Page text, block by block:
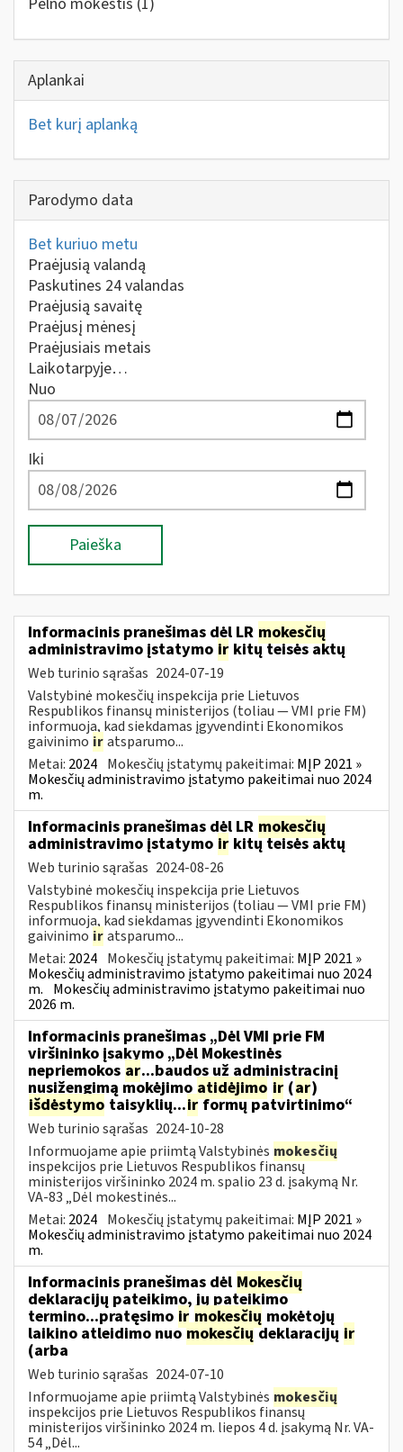
Aplankai
Bet kurį aplanką
Parodymo data
Bet kuriuo metu
Praėjusią valandą
Paskutines 24 valandas
Praėjusią savaitę
Praėjusį mėnesį
Praėjusiais metais
Laikotarpyje…
Nuo
Iki
Paieška
Informacinis pranešimas dėl LR mokesčių
administravimo įstatymo ir kitų teisės aktų
Web turinio sąrašas 2024-07-19
Valstybinė mokesčių inspekcija prie Lietuvos
Respublikos finansų ministerijos (toliau — VMI prie FM)
informuoja, kad siekdamas įgyvendinti Ekonomikos
gaivinimo iratsparumo...
Metai: 2024 Mokesčių įstatymų pakeitimai: MĮP 2021 »
Mokesčių administravimo įstatymo pakeitimai nuo 2024
m.
Informacinis pranešimas dėl LR mokesčių
administravimo įstatymo ir kitų teisės aktų
Web turinio sąrašas 2024-08-26
Valstybinė mokesčių inspekcija prie Lietuvos
Respublikos finansų ministerijos (toliau — VMI prie FM)
informuoja, kad siekdamas įgyvendinti Ekonomikos
gaivinimo iratsparumo...
Metai: 2024 Mokesčių įstatymų pakeitimai: MĮP 2021 »
Mokesčių administravimo įstatymo pakeitimai nuo 2024
m. Mokesčių administravimo įstatymo pakeitimai nuo
2026 m.
Informacinis pranešimas „Dėl VMI prie FM
viršininko įsakymo „Dėl Mokestinės
nepriemokos ar...baudos už administracinį
nusižengimą mokėjimo atidėjimo ir (ar)
išdėstymo taisyklių...irformų patvirtinimo“
Web turinio sąrašas 2024-10-28
Informuojame apie priimtą Valstybinės mokesčių
inspekcijos prie Lietuvos Respublikos finansų
ministerijos viršininko 2024 m. spalio 23 d. įsakymą Nr.
VA-83 „Dėl mokestinės...
Metai: 2024 Mokesčių įstatymų pakeitimai: MĮP 2021 »
Mokesčių administravimo įstatymo pakeitimai nuo 2024
m.
Informacinis pranešimas dėl Mokesčių
deklaracijų pateikimo, jų pateikimo
termino...pratęsimo ir mokesčių mokėtojų
laikino atleidimo nuomokesčiųdeklaracijų ir
(arba
Web turinio sąrašas 2024-07-10
Informuojame apie priimtą Valstybinės mokesčių
inspekcijos prie Lietuvos Respublikos finansų
ministerijos viršininko 2024 m. liepos 4 d. įsakymą Nr. VA-
54 „Dėl...